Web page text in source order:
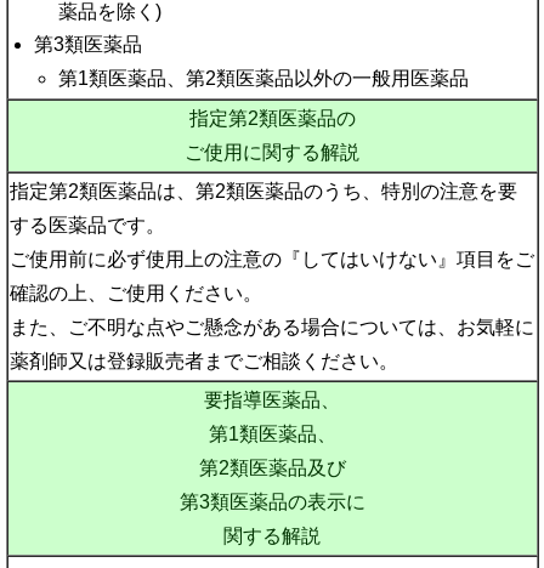
薬品を除く)
第3類医薬品
第1類医薬品、第2類医薬品以外の一般用医薬品
指定第2類医薬品の
ご使用に関する解説
指定第2類医薬品は、第2類医薬品のうち、特別の注意を要
する医薬品です。
ご使用前に必ず使用上の注意の『してはいけない』項目をご
確認の上、ご使用ください。
また、ご不明な点やご懸念がある場合については、お気軽に
薬剤師又は登録販売者までご相談ください。
要指導医薬品、
第1類医薬品、
第2類医薬品及び
第3類医薬品の表示に
関する解説